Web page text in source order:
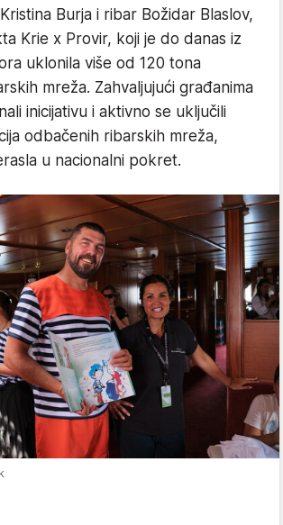
Burja i ribar Božidar Blaslov,
Krie x Provir, koji je do danas iz
uklonila više od 120 tona
mreža. Zahvaljujući građanima
inicijativu i aktivno se uključili
odbačenih ribarskih mreža,
u nacionalni pokret.